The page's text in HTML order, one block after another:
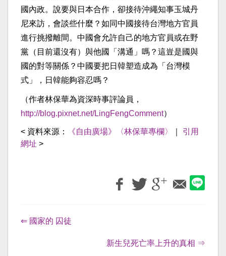
國內政。說要與日本合作，卻接待沖繩知事玉城丹
尼來訪，會談些什麼？如同中國接待台灣地方官員
進行挑撥離間。中國會允許自己的地方官員或在野
黨（目前還沒有）與他國「溝通」嗎？這豈是國與
國的對等關係？中國要把日韓塑造成為「台灣模
式」，日韓能夠容忍嗎？
（作者林保華為資深時事評論員，
http://blog.pixnet.net/LingFengComment）
< 資料來源： 《自由廣場》〈林保華專欄〉
引用
網址 >
⇐ 國家的 囚徒
新生兒死亡率上升的真相 ⇒